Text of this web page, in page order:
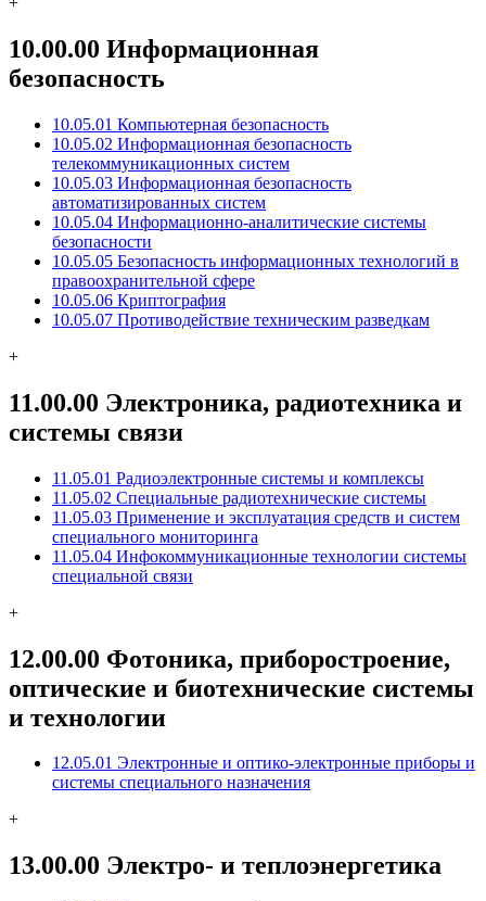
10.00.00 Информационная
безопасность
10.05.01 Компьютерная безопасность
10.05.02 Информационная безопасность
телекоммуникационных систем
10.05.03 Информационная безопасность
автоматизированных систем
10.05.04 Информационно-аналитические системы
безопасности
10.05.05 Безопасность информационных технологий в
правоохранительной сфере
10.05.06 Криптография
10.05.07 Противодействие техническим разведкам
+
11.00.00 Электроника, радиотехника и
системы связи
11.05.01 Радиоэлектронные системы и комплексы
11.05.02 Специальные радиотехнические системы
11.05.03 Применение и эксплуатация средств и систем
специального мониторинга
11.05.04 Инфокоммуникационные технологии системы
специальной связи
+
12.00.00 Фотоника, приборостроение,
оптические и биотехнические системы
и технологии
12.05.01 Электронные и оптико-электронные приборы и
системы специального назначения
+
13.00.00 Электро- и теплоэнергетика